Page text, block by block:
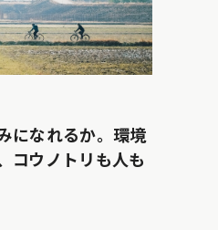
になれるか。環境
コウノトリも人も